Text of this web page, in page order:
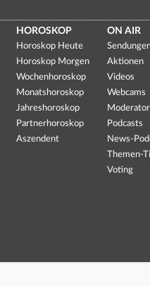
HOROSKOP
Horoskop Heute
Horoskop Morgen
Wochenhoroskop
Monatshoroskop
Jahreshoroskop
Partnerhoroskop
Aszendent
ON AIR
Aktionen
Videos
Webcams
Podcasts
News-
Themen-
Voting